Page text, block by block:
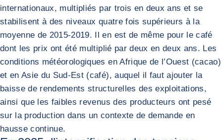
internationaux, multipliés par trois en deux ans et se
stabilisent à des niveaux quatre fois supérieurs à la
moyenne de 2015-2019. Il en est de même pour le café
dont les prix ont été multiplié par deux en deux ans. Les
conditions météorologiques en Afrique de l’Ouest (cacao)
et en Asie du Sud-Est (café), auquel il faut ajouter la
baisse de rendements structurelles des exploitations,
ainsi que les faibles revenus des producteurs ont pesé
sur la production dans un contexte de demande en
hausse continue.